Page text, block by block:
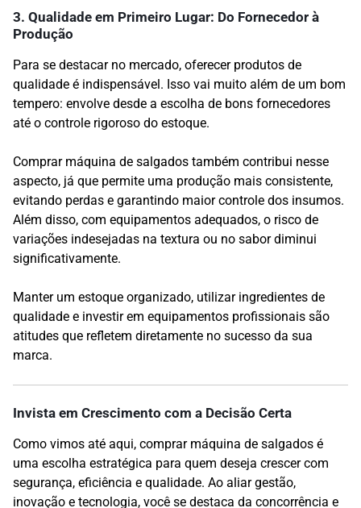
3. Qualidade em Primeiro Lugar: Do Fornecedor à
Produção
Para se destacar no mercado, oferecer produtos de
qualidade é indispensável. Isso vai muito além de um bom
tempero: envolve desde a escolha de bons fornecedores
até o controle rigoroso do estoque.
Comprar máquina de salgados também contribui nesse
aspecto, já que permite uma produção mais consistente,
evitando perdas e garantindo maior controle dos insumos.
Além disso, com equipamentos adequados, o risco de
variações indesejadas na textura ou no sabor diminui
significativamente.
Manter um estoque organizado, utilizar ingredientes de
qualidade e investir em equipamentos profissionais são
atitudes que refletem diretamente no sucesso da sua
marca.
Invista em Crescimento com a Decisão Certa
Como vimos até aqui, comprar máquina de salgados é
uma escolha estratégica para quem deseja crescer com
segurança, eficiência e qualidade. Ao aliar gestão,
inovação e tecnologia, você se destaca da concorrência e